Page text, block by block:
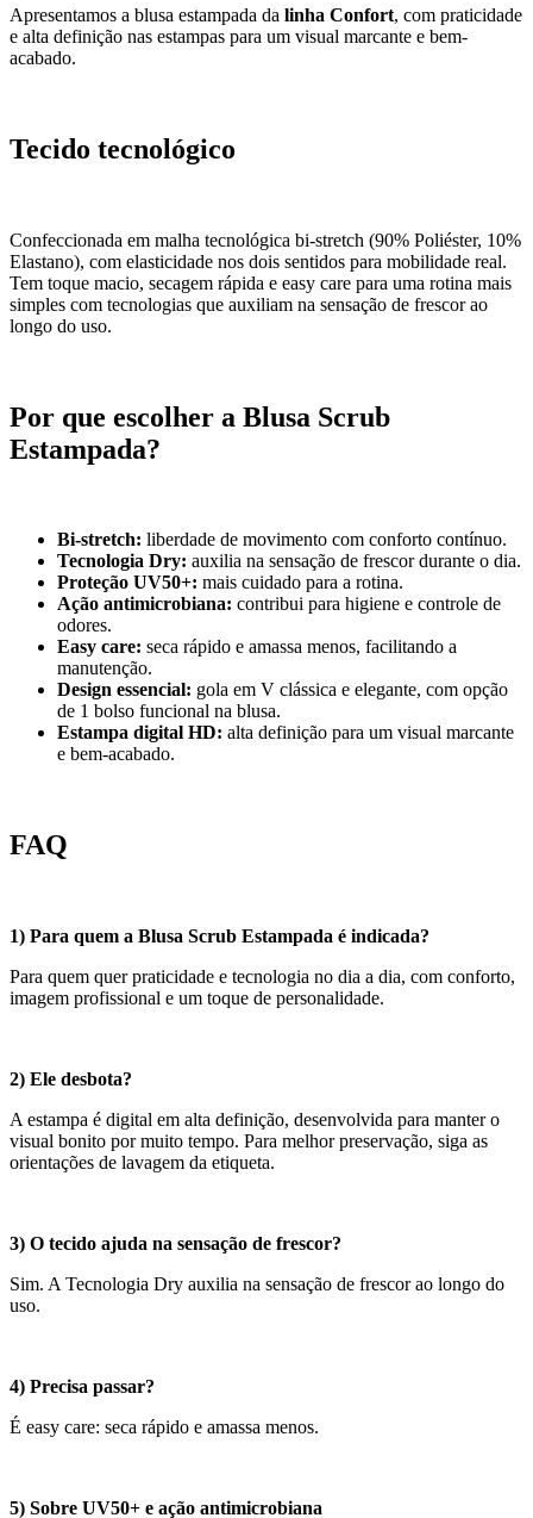
Apresentamos a blusa estampada da linha Confort, com praticidade
e alta definição nas estampas para um visual marcante e bem-
acabado.
Tecido tecnológico
Confeccionada em malha tecnológica bi-stretch (90% Poliéster, 10%
Elastano), com elasticidade nos dois sentidos para mobilidade real.
Tem toque macio, secagem rápida e easy care para uma rotina mais
simples com tecnologias que auxiliam na sensação de frescor ao
longo do uso.
Por que escolher a Blusa Scrub
Estampada?
Bi-stretch: liberdade de movimento com conforto contínuo.
Tecnologia Dry: auxilia na sensação de frescor durante o dia.
Proteção UV50+: mais cuidado para a rotina.
Ação antimicrobiana: contribui para higiene e controle de
odores.
Easy care: seca rápido e amassa menos, facilitando a
manutenção.
Design essencial: gola em V clássica e elegante, com opção
de 1 bolso funcional na blusa.
Estampa digital HD: alta definição para um visual marcante
e bem-acabado.
FAQ
1) Para quem a Blusa Scrub Estampada é indicada?
Para quem quer praticidade e tecnologia no dia a dia, com conforto,
imagem profissional e um toque de personalidade.
2) Ele desbota?
A estampa é digital em alta definição, desenvolvida para manter o
visual bonito por muito tempo. Para melhor preservação, siga as
orientações de lavagem da etiqueta.
3) O tecido ajuda na sensação de frescor?
Sim. A Tecnologia Dry auxilia na sensação de frescor ao longo do
uso.
4) Precisa passar?
É easy care: seca rápido e amassa menos.
5) Sobre UV50+ e ação antimicrobiana